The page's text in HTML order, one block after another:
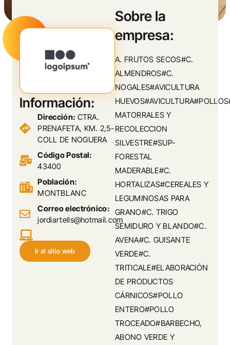
Sobre la
empresa:
A. FRUTOS SECOS#C.
ALMENDROS#C.
NOGALES#AVICULTURA
MATORRALES Y
RECOLECCION
SILVESTRE#SUP-
FORESTAL
MADERABLE#C.
HORTALIZAS#CEREALES Y
LEGUMINOSAS PARA
GRANO#C. TRIGO
SEMIDURO Y BLANDO#C.
AVENA#C. GUISANTE
VERDE#C.
TRITICALE#ELABORACIÓN
DE PRODUCTOS
CÁRNICOS#POLLO
ENTERO#POLLO
TROCEADO#BARBECHO,
ABONO VERDE Y
Información:
Dirección: CTRA.
PRENAFETA, KM. 2,5-
COLL DE NOGUERA
Código Postal:
43400
Población:
MONTBLANC
Correo electrónico:
jordiartells@hotmail.com
Ir al sitio web